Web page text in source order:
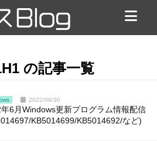
の記事一覧
2022/06/30
6月Windows更新プログラム情報配信
KB5014699/KB5014692/など)